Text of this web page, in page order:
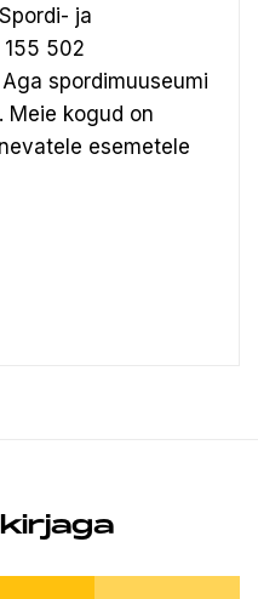
ja
502
Aga spordimuuseumi
Meie kogud on
esemetele